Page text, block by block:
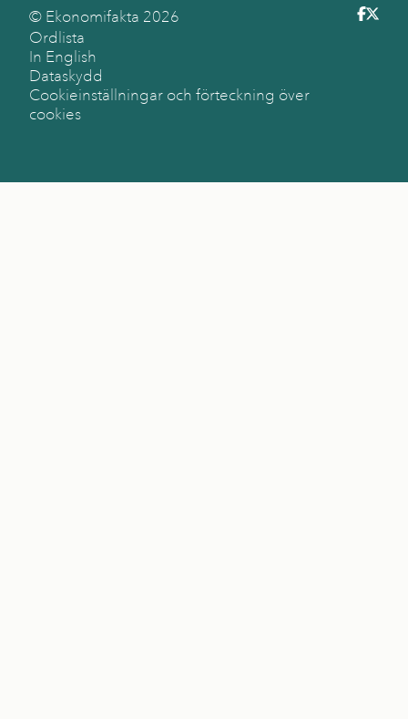
© Ekonomifakta 2026
Ordlista
In English
Dataskydd
Cookieinställningar och förteckning över
cookies